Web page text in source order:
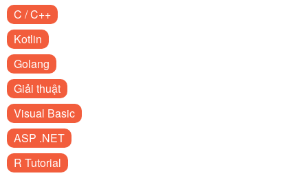
C / C++
Kotlin
Golang
Giải thuật
Visual Basic
ASP .NET
R Tutorial